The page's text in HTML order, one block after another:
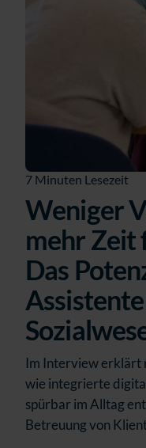
7 Minuten Lesezeit
Weniger
mehr Zeit
Das
Im Interview erklärt
wie integrierte
spürbar im Alltag
Betreuung von